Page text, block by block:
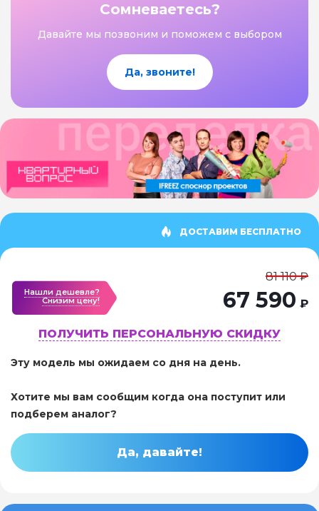
Сомневаетесь?
Давайте мы позвоним и поможем с выбором
Да, звоните!
ДОСТАВИМ БЕСПЛАТНО
Нашли дешевле?
Cнизим цену!
81 110 ₽
67 590 ₽
ПОЛУЧИТЬ ПЕРСОНАЛЬНУЮ СКИДКУ
Эту модель мы ожидаем со дня на день.
Хотите мы вам сообщим когда она поступит или
подберем аналог?
Да, давайте!